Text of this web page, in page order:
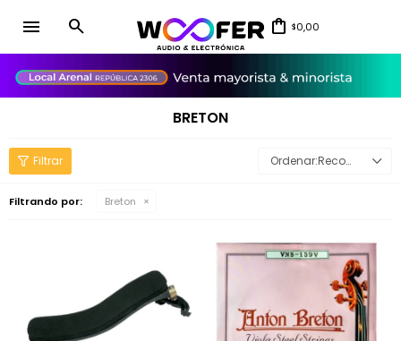
menu $0,00
BRETON
Recomendados
Filtrando por: Breton
close